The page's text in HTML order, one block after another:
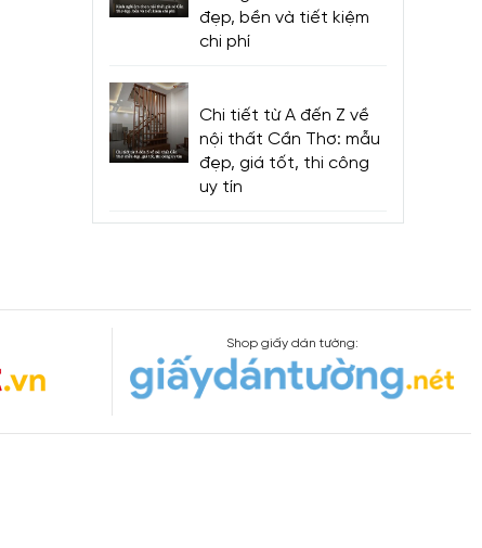
đẹp, bền và tiết kiệm
chi phí
Chi tiết từ A đến Z về
nội thất Cần Thơ: mẫu
đẹp, giá tốt, thi công
uy tín
Shop giấy dán tường: